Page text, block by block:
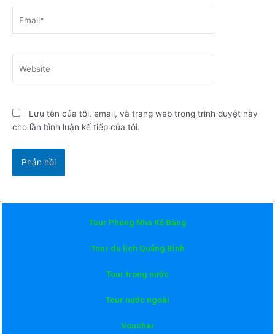
Lưu tên của tôi, email, và trang web trong trình duyệt này
cho lần bình luận kế tiếp của tôi.
Tour Phong Nha Kẻ Bàng
Tour du lịch Quảng Bình
Tour trong nước
Tour nước ngoài
Voucher